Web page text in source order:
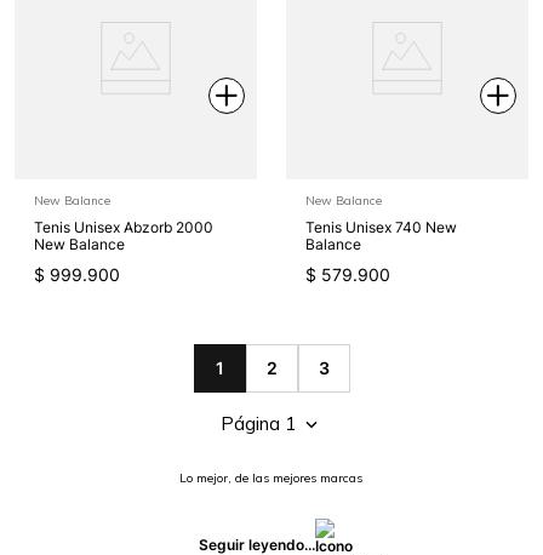
New Balance
Tenis Unisex Abzorb 2000
New Balance
$ 999.900
New Balance
Tenis Unisex 740 New
Balance
$ 579.900
1 2 3
Página 1
Lo mejor, de las mejores marcas
Seguir leyendo...